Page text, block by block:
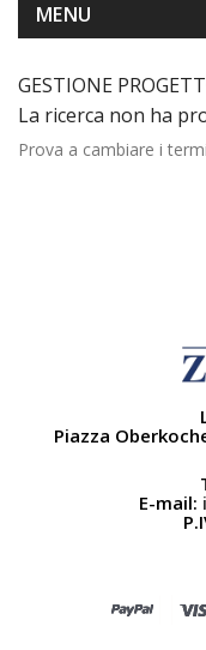
MENU
GESTIONE
La ricerca non ha
Prova a cambiare i
Piazza
E-mail: